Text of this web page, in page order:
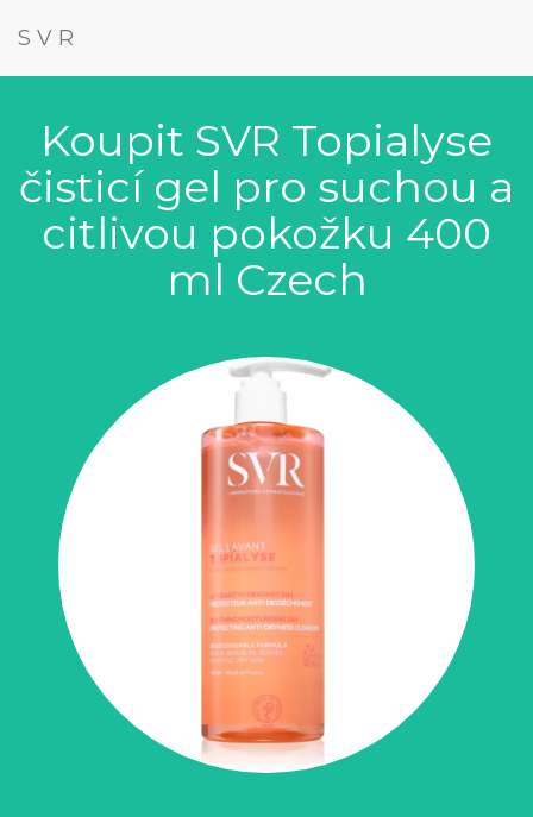
SVR
Koupit SVR Topialyse
čisticí gel pro suchou a
citlivou pokožku 400
ml Czech